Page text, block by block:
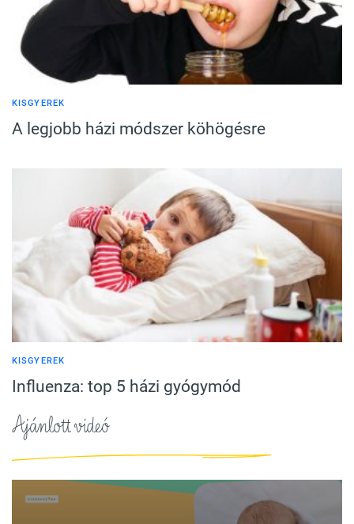
KISGYEREK
A legjobb házi módszer köhögésre
KISGYEREK
Influenza: top 5 házi gyógymód
Ajánlott videó